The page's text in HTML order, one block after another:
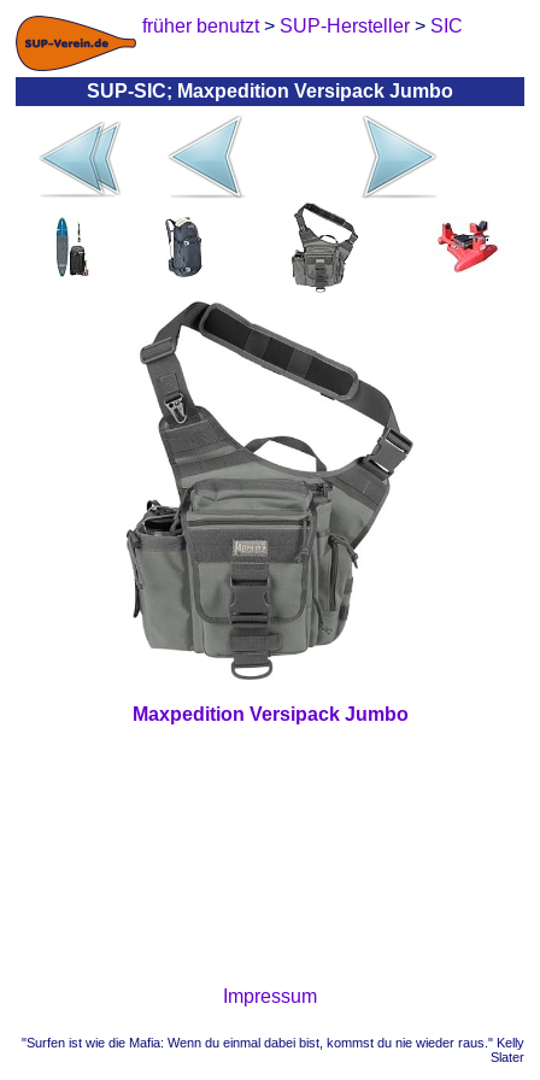
früher benutzt> SUP-Hersteller > SIC
SUP-SIC; Maxpedition Versipack Jumbo
Maxpedition Versipack Jumbo
Impressum
"Surfen ist wie die Mafia: Wenn du einmal dabei bist, kommst du nie wieder raus." Kelly
Slater